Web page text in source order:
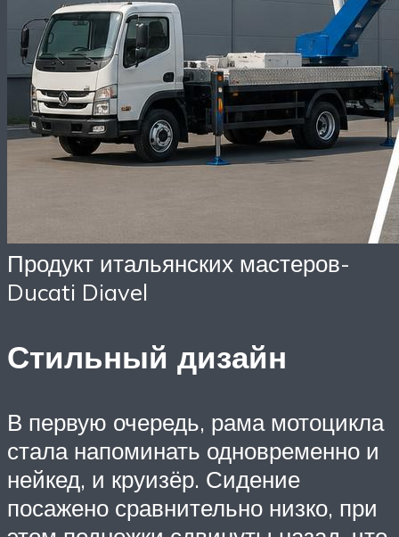
Продукт итальянских мастеров-
Ducati Diavel
Стильный дизайн
В первую очередь, рама мотоцикла
стала напоминать одновременно и
нейкед, и круизёр. Сидение
посажено сравнительно низко, при